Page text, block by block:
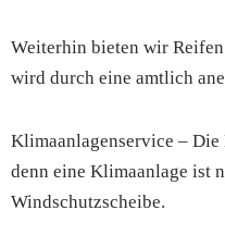
Weiterhin bieten wir
wird durch eine amtlich
Klimaanlagenservice –
denn eine Klimaanlage ist
Windschutzscheibe.